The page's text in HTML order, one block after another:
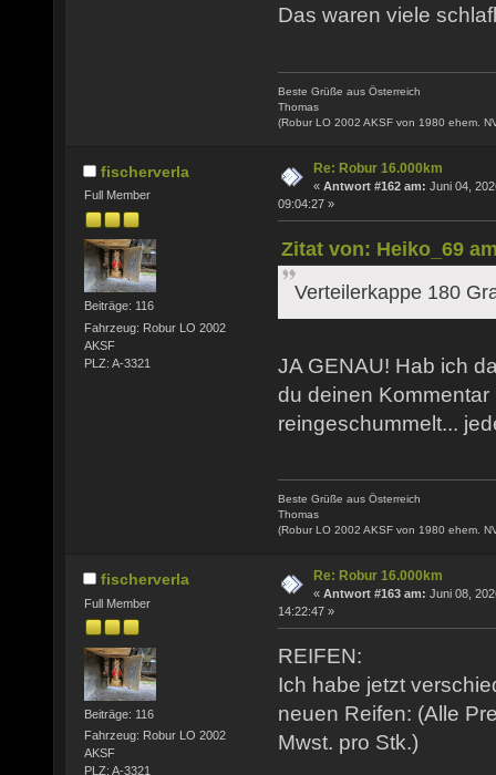
Das waren viele
Beste Grüße aus Österreich
Thomas
(Robur LO 2002 AKSF von 1980 ehem.
fischerverla
Full Member
Beiträge: 116
Fahrzeug: Robur LO 2002
AKSF
PLZ: A-3321
Re: Robur 16.000km
« Antwort #162 am: Juni 04,
09:04:27 »
Zitat von: Heiko_69
Verteilerkappe 180
JA GENAU! Hab ich
du deinen Kommentar
reingeschummelt...
Beste Grüße aus Österreich
Thomas
(Robur LO 2002 AKSF von 1980 ehem.
fischerverla
Full Member
Beiträge: 116
Fahrzeug: Robur LO 2002
AKSF
PLZ: A-3321
Re: Robur 16.000km
« Antwort #163 am: Juni 08,
14:22:47 »
REIFEN:
Ich habe jetzt
neuen Reifen: (Alle
Mwst. pro Stk.)